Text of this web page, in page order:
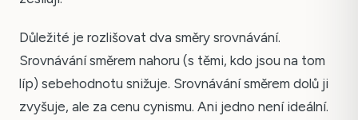
Důležité je rozlišovat dva směry srovnávání.
Srovnávání směrem nahoru (s těmi, kdo jsou na tom
líp) sebehodnotu snižuje. Srovnávání směrem dolů ji
zvyšuje, ale za cenu cynismu. Ani jedno není ideální.